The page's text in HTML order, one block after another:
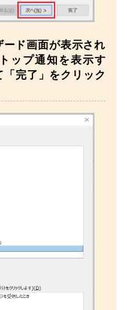
ド画面が表示され
ップ通知を表示す
完了」をクリック